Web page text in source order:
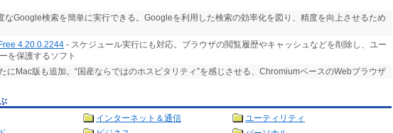
なGoogle検索を簡単に実行できる。Googleを利用した検索の効率化を図り、精度を向上させるため
4.20.0.2244 - スケジュール実行にも対応。ブラウザの閲覧履歴やキャッシュなどを削除し、ユー
を保護するソフト
にMac版も追加。“国産ならではのホスピタリティ”を感じさせる、ChromiumベースのWebブラウザ
インターネット＆通信
ユーティリティ